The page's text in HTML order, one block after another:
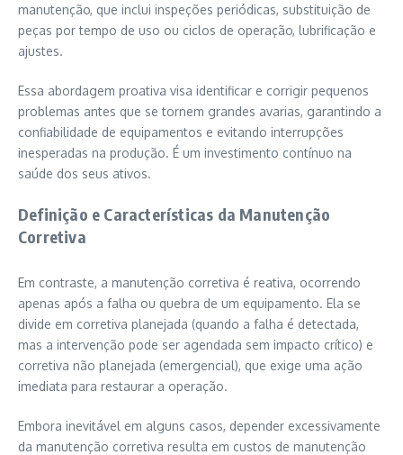
manutenção, que inclui inspeções periódicas, substituição de
peças por tempo de uso ou ciclos de operação, lubrificação e
ajustes.
Essa abordagem proativa visa identificar e corrigir pequenos
problemas antes que se tornem grandes avarias, garantindo a
confiabilidade de equipamentos e evitando interrupções
inesperadas na produção. É um investimento contínuo na
saúde dos seus ativos.
Definição e Características da Manutenção
Corretiva
Em contraste, a manutenção corretiva é reativa, ocorrendo
apenas após a falha ou quebra de um equipamento. Ela se
divide em corretiva planejada (quando a falha é detectada,
mas a intervenção pode ser agendada sem impacto crítico) e
corretiva não planejada (emergencial), que exige uma ação
imediata para restaurar a operação.
Embora inevitável em alguns casos, depender excessivamente
da manutenção corretiva resulta em custos de manutenção